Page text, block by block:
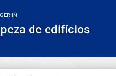
de edifícios